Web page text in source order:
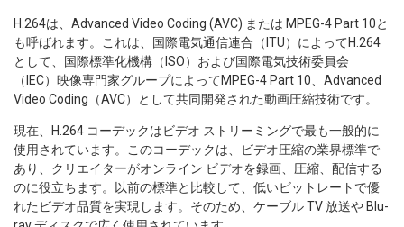
H.264は、Advanced Video Coding (AVC) または MPEG-4 Part 10と
も呼ばれます。これは、国際電気通信連合（ITU）によってH.264
として、国際標準化機構（ISO）および国際電気技術委員会
（IEC）映像専門家グループによってMPEG-4 Part 10、Advanced
Video Coding（AVC）として共同開発された動画圧縮技術です。
現在、H.264 コーデックはビデオ ストリーミングで最も一般的に
使用されています。このコーデックは、ビデオ圧縮の業界標準で
あり、クリエイターがオンライン ビデオを録画、圧縮、配信する
のに役立ちます。以前の標準と比較して、低いビットレートで優
れたビデオ品質を実現します。そのため、ケーブル TV 放送や Blu-